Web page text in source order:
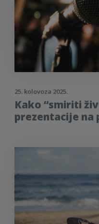
25. kolovoza 2025.
Kako “smiriti
prezentacije na